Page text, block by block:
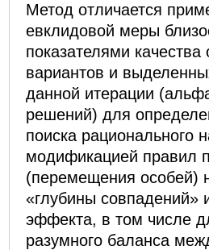
Метод отличается
евклидовой меры
показателями
вариантов и
данной итерации
решений) для
поиска рационального
модификацией правил
(перемещения особей)
«глубины совпадений»
эффекта, в том числе
разумного баланса